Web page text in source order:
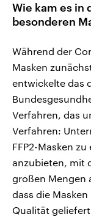
Wie kam es in
besonderen
Während der
Masken
entwickelte das
Verfahren, das
Verfahren:
FFP2-Masken
anzubieten, mit
großen Mengen
dass die
Qualität